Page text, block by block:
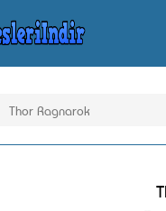
Thor Ragnarok